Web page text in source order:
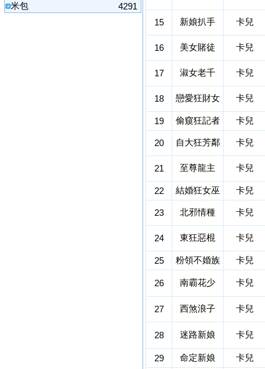
米包
4291
15 新娘扒手 卡兒
16 美女賭徒 卡兒
17 淑女老千 卡兒
18 戀愛狂財女 卡兒
19 偷窺狂記者 卡兒
20 自大狂芳鄰 卡兒
21 至尊龍主 卡兒
22 結婚狂女巫 卡兒
23 北邪情種 卡兒
24 東狂惡棍 卡兒
25 粉領不婚族 卡兒
26 南霸花少 卡兒
27 西煞浪子 卡兒
28 迷路新娘 卡兒
29 命定新娘 卡兒